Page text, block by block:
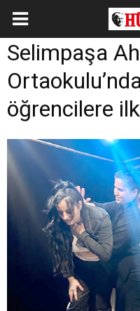
Selimpaşa
öğrencilere